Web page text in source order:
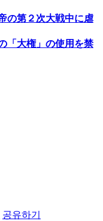
の第２次大戦中に虐
「大権」の使用を禁
공유하기